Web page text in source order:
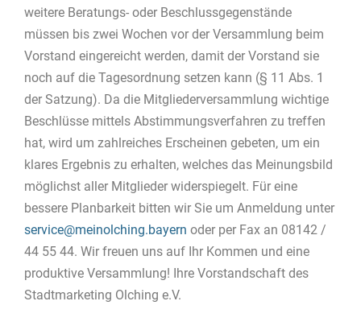
weitere Beratungs- oder Beschlussgegenstände
müssen bis zwei Wochen vor der Versammlung beim
Vorstand eingereicht werden, damit der Vorstand sie
noch auf die Tagesordnung setzen kann (§ 11 Abs. 1
der Satzung). Da die Mitgliederversammlung wichtige
Beschlüsse mittels Abstimmungsverfahren zu treffen
hat, wird um zahlreiches Erscheinen gebeten, um ein
klares Ergebnis zu erhalten, welches das Meinungsbild
möglichst aller Mitglieder widerspiegelt. Für eine
bessere Planbarkeit bitten wir Sie um Anmeldung unter
service@meinolching.bayern oder per Fax an 08142 /
44 55 44. Wir freuen uns auf Ihr Kommen und eine
produktive Versammlung! Ihre Vorstandschaft des
Stadtmarketing Olching e.V.